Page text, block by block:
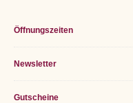
Öffnungszeiten
Newsletter
Gutscheine